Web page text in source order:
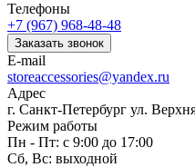
Телефоны
+7 (967) 968-48-48
Заказать звонок
E-mail
storeaccessories@yandex.ru
Адрес
г. Санкт-Петербург ул.
Режим работы
Пн - Пт: с 9:00 до 17:00
Сб, Вс: выходной